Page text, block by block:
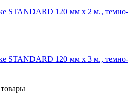
STANDARD 120 мм х 2 м., темно-
STANDARD 120 мм х 3 м., темно-